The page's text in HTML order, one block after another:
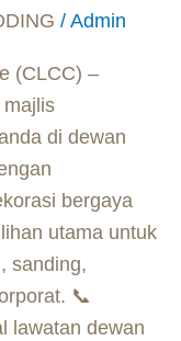
/ Admin
(CLCC) –
majlis
di dewan
bergaya
utama untuk
sanding,
📞
lawatan dewan